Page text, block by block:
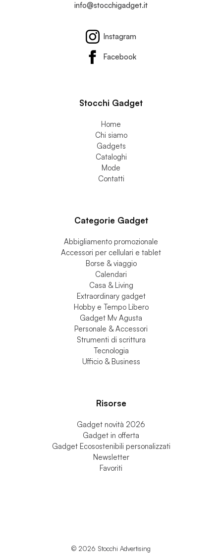
info@stocchigadget.it
Instagram
Facebook
Stocchi Gadget
Home
Chi siamo
Gadgets
Cataloghi
Mode
Contatti
Categorie Gadget
Abbigliamento promozionale
Accessori per cellulari e tablet
Borse & viaggio
Calendari
Casa & Living
Extraordinary gadget
Hobby e Tempo Libero
Gadget Mv Agusta
Personale & Accessori
Strumenti di scrittura
Tecnologia
Ufficio & Business
Risorse
Gadget novità 2026
Gadget in offerta
Gadget Ecosostenibili personalizzati
Newsletter
Favoriti
© 2026 Stocchi Advertising